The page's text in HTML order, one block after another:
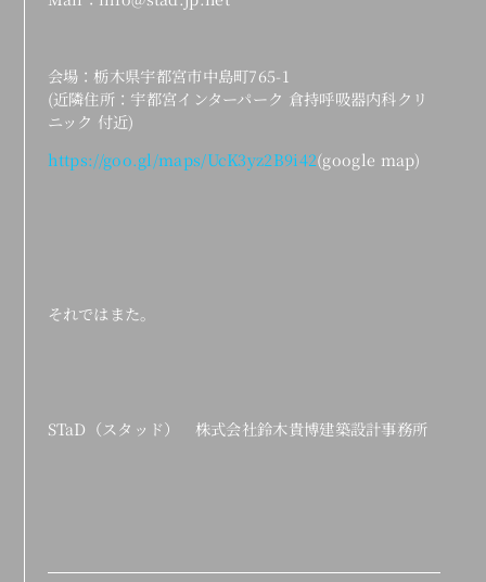
会場：栃木県宇都宮市中島町765-1
(近隣住所：宇都宮インターパーク 倉持呼吸器内科クリ
ニック 付近)
https://goo.gl/maps/UcK3yz2B9i42(google map)
それではまた。
STaD（スタッド） 株式会社鈴木貴博建築設計事務所